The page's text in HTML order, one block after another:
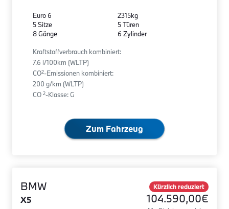
Euro 6
5 Sitze
8 Gänge
2315kg
5 Türen
6 Zylinder
Kraftstoffverbrauch kombiniert:
7.6 l/100km (WLTP)
CO2-Emissionen kombiniert:
200 g/km (WLTP)
CO 2-Klasse: G
Zum Fahrzeug
BMW
X5
Kürzlich reduziert
104.590,00€